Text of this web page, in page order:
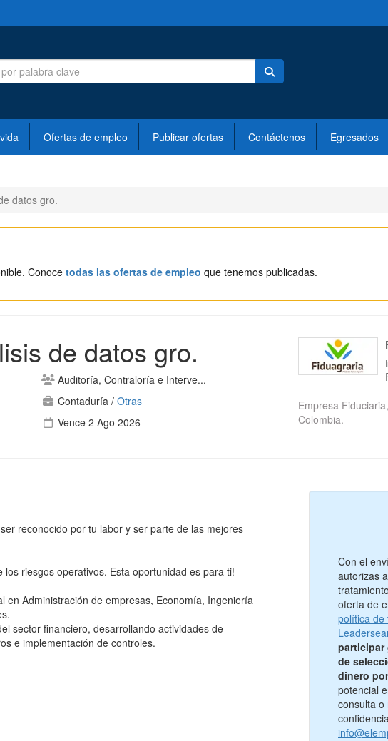
Ofertas de empleo Publicar ofertas Contáctenos Egresados
datos gro.
Conoce todas las ofertas de empleo que tenemos publicadas.
de datos gro.
Auditoría, Contraloría e Interve...
Contaduría/ Otras
Vence 2 Ago 2026
Empresa
Colombia.
reconocido por tu labor y ser parte de las mejores
riesgos operativos. Esta oportunidad es para ti!
en Administración de empresas, Economía, Ingeniería
sector financiero, desarrollando actividades de
e implementación de controles.
Con el
autorizas
oferta de
política de
participar
de
dinero
potencial
consulta o